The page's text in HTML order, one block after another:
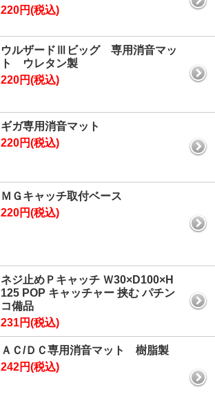
220円(税込)
ウルザードⅢビッグ 専用消音マッ
ト ウレタン製
220円(税込)
ギガ専用消音マット
220円(税込)
ＭＧキャッチ取付ベース
220円(税込)
ネジ止めＰキャッチ Ｗ30×D100×H
125 POP キャッチャー 挟む パチン
コ備品
231円(税込)
ＡＣ/ＤＣ専用消音マット 樹脂製
242円(税込)